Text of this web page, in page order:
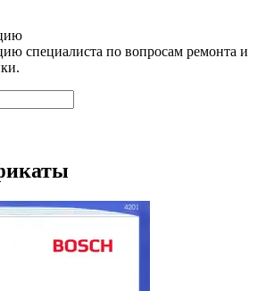
специалиста по вопросам ремонта и